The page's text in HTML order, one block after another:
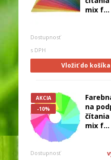
mix f...
Dostupnosť
s DPH
Vložiť do košíka
AKCIA
-10%
na
čítania
mix f...
Dostupnosť